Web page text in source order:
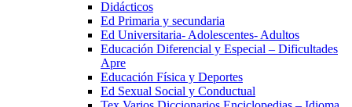
Didácticos
Ed Primaria y secundaria
Ed Universitaria- Adolescentes- Adultos
Educación Diferencial y Especial – Dificultades
Apre
Educación Física y Deportes
Ed Sexual Social y Conductual